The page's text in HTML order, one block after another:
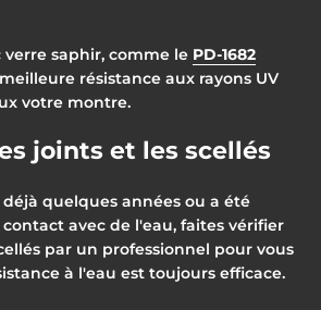
verre saphir, comme le PD-1682
résistance aux rayons UV
votre montre.
joints et les scellés
quelques années ou a été
avec de l'eau, faites vérifier
par un professionnel pour vous
à l'eau est toujours efficace.